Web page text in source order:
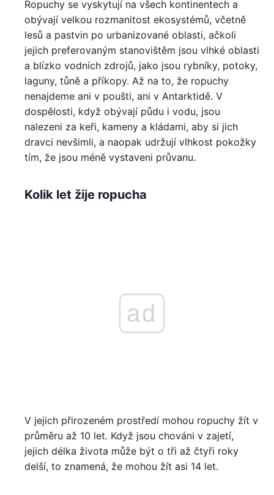
Ropuchy se vyskytují na všech kontinentech a
obývají velkou rozmanitost ekosystémů, včetně
lesů a pastvin po urbanizované oblasti, ačkoli
jejich preferovaným stanovištěm jsou vlhké oblasti
a blízko vodních zdrojů, jako jsou rybníky, potoky,
laguny, tůně a příkopy. Až na to, že ropuchy
nenajdeme ani v poušti, ani v Antarktidě. V
dospělosti, když obývají půdu i vodu, jsou
nalezeni za keři, kameny a kládami, aby si jich
dravci nevšimli, a naopak udržují vlhkost pokožky
tím, že jsou méně vystaveni průvanu.
Kolik let žije ropucha
ad
V jejich přirozeném prostředí mohou ropuchy žít v
průměru až 10 let. Když jsou chováni v zajetí,
jejich délka života může být o tři až čtyři roky
delší, to znamená, že mohou žít asi 14 let.